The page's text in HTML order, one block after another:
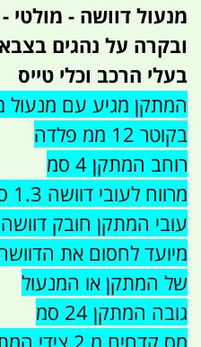
מנעול דוושה - מולטי
ובקרה על נהגים
בעלי הרכב וכלי טייס
המתקן מגיע עם מנעול
בקוטר 12 ממ פלדה
רוחב המתקן 4 סמ
מרווח לעובי דוושה 1.3 סמ
עובי המתקן חובק דוושה - 5
מיועד לחסום את
של המתקן או המנעול
גובה המתקן 24 סמ
מס קדחים מ 2 צידי המתקן 20 סהכ